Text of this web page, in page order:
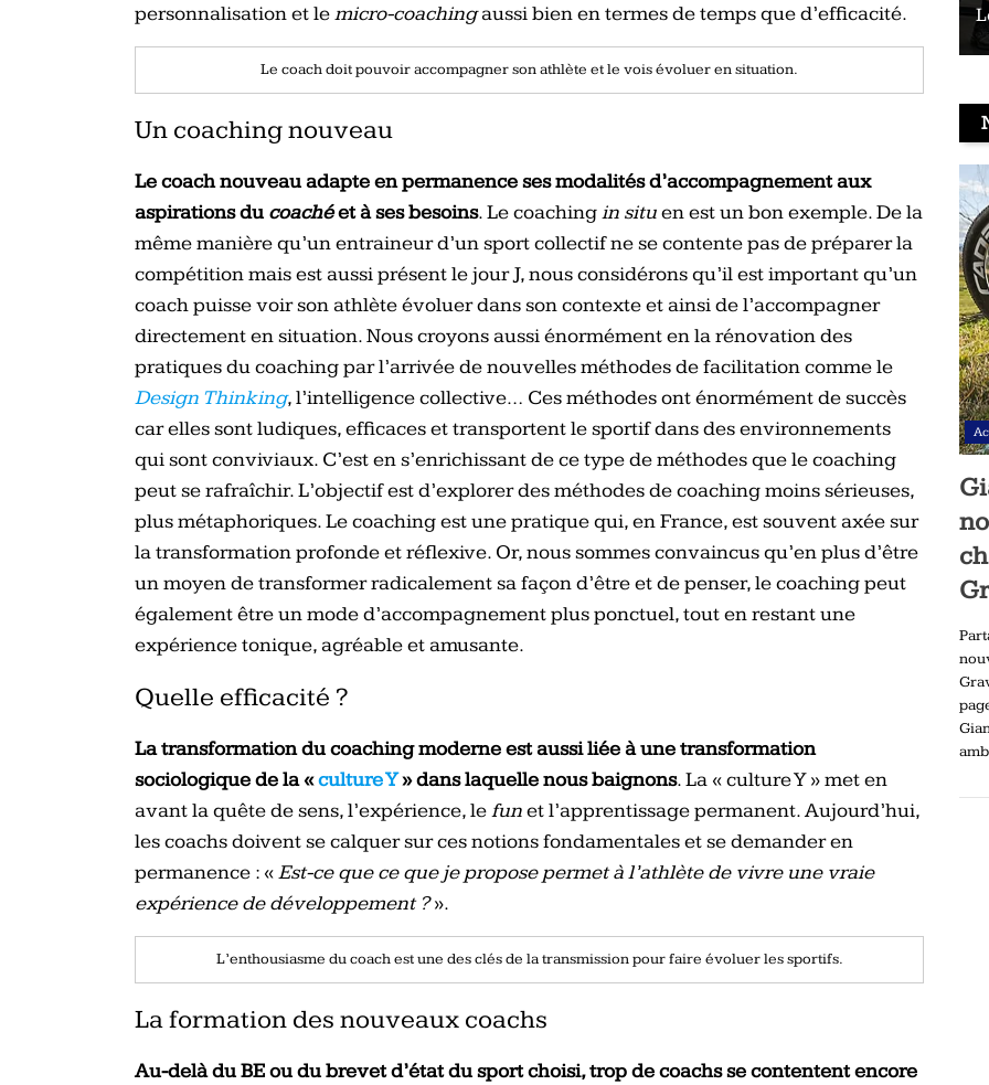
personnalisation et lemicro-coachingaussi bien en termes de temps que d’efficacité.
Le coach doit pouvoir accompagner son athlète et le vois évoluer en situation.
Un coaching nouveau
Le coach nouveau adapte en permanence ses modalités d’accompagnement aux
aspirations du coachéet à ses besoins. Le coachingin situen est un bon exemple. De la
même manière qu’un entraineur d’un sport collectif ne se contente pas de préparer la
compétition mais est aussi présent le jour J, nous considérons qu’il est important qu’un
coach puisse voir son athlète évoluer dans son contexte et ainsi de l’accompagner
directement en situation. Nous croyons aussi énormément en la rénovation des
pratiques du coaching par l’arrivée de nouvelles méthodes de facilitation comme le
Design Thinking, l’intelligence collective… Ces méthodes ont énormément de succès
car elles sont ludiques, efficaces et transportent le sportif dans des environnements
qui sont conviviaux. C’est en s’enrichissant de ce type de méthodes que le coaching
peut se rafraîchir. L’objectif est d’explorer des méthodes de coaching moins sérieuses,
plus métaphoriques. Le coaching est une pratique qui, en France, est souvent axée sur
la transformation profonde et réflexive. Or, nous sommes convaincus qu’en plus d’être
un moyen de transformer radicalement sa façon d’être et de penser, le coaching peut
également être un mode d’accompagnement plus ponctuel, tout en restant une
expérience tonique, agréable et amusante.
Quelle efficacité ?
La transformation du coaching moderne est aussi liée à une transformation
sociologique de la «culture Y» dans laquelle nous baignons. La « culture Y » met en
avant la quête de sens, l’expérience, lefunet l’apprentissage permanent. Aujourd’hui,
les coachs doivent se calquer sur ces notions fondamentales et se demander en
permanence : «Est-ce que ce que je propose permet à l’athlète de vivre une vraie
expérience de développement ?».
L’enthousiasme du coach est une des clés de la transmission pour faire évoluer les sportifs.
La formation des nouveaux coachs
Au-delà du BE ou du brevet d’état du sport choisi, trop de coachs se contentent encore
Le vélo peut-il remplacer les squats ?